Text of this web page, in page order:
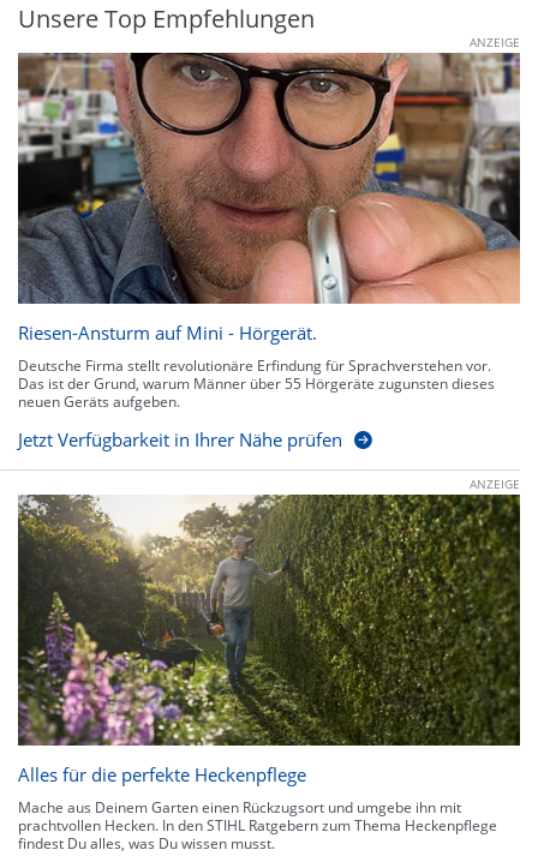
Unsere Top Empfehlungen
ANZEIGE
Riesen-Ansturm auf Mini - Hörgerät.
Deutsche Firma stellt revolutionäre Erfindung für Sprachverstehen vor.
Das ist der Grund, warum Männer über 55 Hörgeräte zugunsten dieses
neuen Geräts aufgeben.
Jetzt Verfügbarkeit in Ihrer Nähe prüfen
ANZEIGE
Alles für die perfekte Heckenpflege
Mache aus Deinem Garten einen Rückzugsort und umgebe ihn mit
prachtvollen Hecken. In den STIHL Ratgebern zum Thema Heckenpflege
findest Du alles, was Du wissen musst.